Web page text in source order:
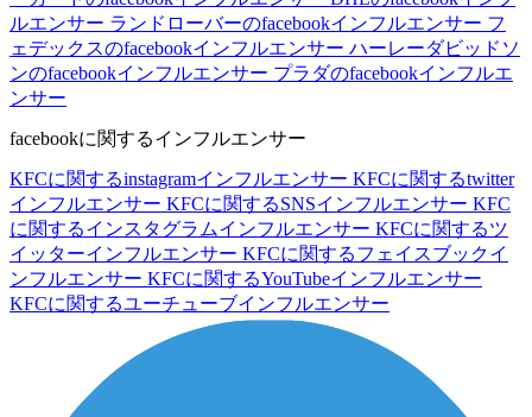
ルエンサー ランドローバーのfacebookインフルエンサー フ
ェデックスのfacebookインフルエンサー ハーレーダビッドソ
ンのfacebookインフルエンサー プラダのfacebookインフルエ
ンサー
facebookに関するインフルエンサー
KFCに関するinstagramインフルエンサー KFCに関するtwitter
インフルエンサー KFCに関するSNSインフルエンサー KFC
に関するインスタグラムインフルエンサー KFCに関するツ
イッターインフルエンサー KFCに関するフェイスブックイ
ンフルエンサー KFCに関するYouTubeインフルエンサー
KFCに関するユーチューブインフルエンサー